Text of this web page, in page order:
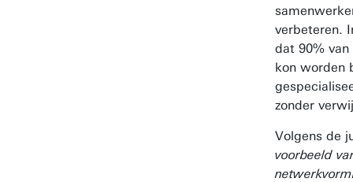
verbeteren.
dat 90%
kon worden
zonder
Volgens de
voorbeeld